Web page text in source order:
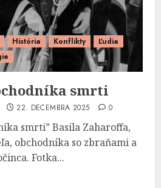
História Konflikty
Ľudia
smrti
22. DECEMBRA 2025 0
smrti” Basila Zaharoffa,
obchodníka so zbraňami a
Fotka...